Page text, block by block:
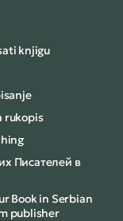
knjigu
rukopis
Писателей в
Book in Serbian
publisher